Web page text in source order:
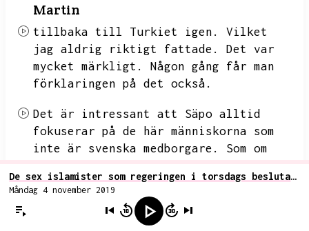
Martin
tillbaka till Turkiet igen.
Vilket
jag aldrig riktigt fattade.
Det var
mycket märkligt.
Någon gång får man
förklaringen på det också.
Det är intressant att Säpo alltid
fokuserar på de här människorna som
inte är svenska medborgare.
Som om
livsfarliga kinomister som är svenska
medborgare och därmed måste lagföras
på ett normalt sätt.
Alltid lyckas
De sex islamister som regeringen i torsdags beslutade utvisa släpps istället fria
Måndag 4 november 2019